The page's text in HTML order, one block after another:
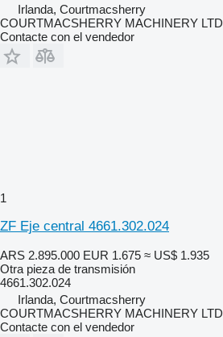
Irlanda, Courtmacsherry
COURTMACSHERRY MACHINERY LTD
Contacte con el vendedor
1
ZF Eje central 4661.302.024
ARS 2.895.000 EUR 1.675 ≈ US$ 1.935
Otra pieza de transmisión
4661.302.024
Irlanda, Courtmacsherry
COURTMACSHERRY MACHINERY LTD
Contacte con el vendedor